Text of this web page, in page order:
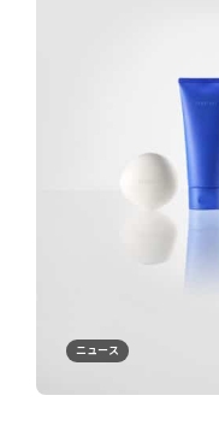
ニュース